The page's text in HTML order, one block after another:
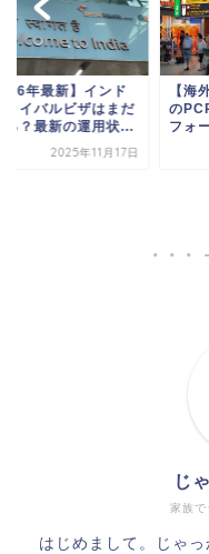
年最新】インド
ライバルビザはまだ
る？最新の運用状...
2025年11月17日
【海
の
フォ
家族で
じ
はじめまして。じゃ